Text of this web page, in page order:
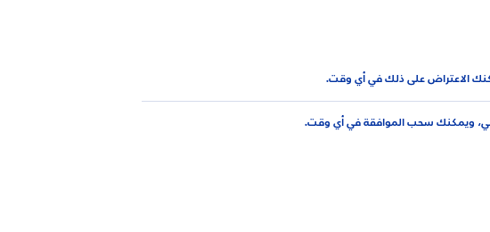
الاعتراض على ذلك في أي وقت.
ويمكنك سحب الموافقة في أي وقت.